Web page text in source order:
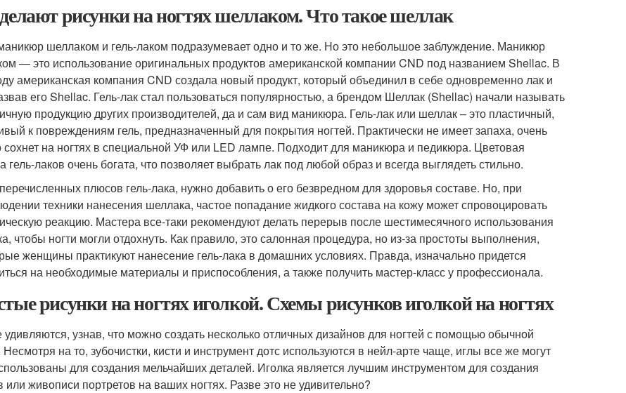
рисунки на ногтях шеллаком. Что такое шеллак
шеллаком и гель-лаком подразумевает одно и то же. Но это небольшое заблуждение. Маникюр
— это использование оригинальных продуктов американской компании CND под названием Shellac. В
американская компания CND создала новый продукт, который объединил в себе одновременно лак и
его Shellac. Гель-лак стал пользоваться популярностью, а брендом Шеллак (Shellac) начали называть
продукцию других производителей, да и сам вид маникюра. Гель-лак или шеллак – это пластичный,
к повреждениям гель, предназначенный для покрытия ногтей. Практически не имеет запаха, очень
сохнет на ногтях в специальной УФ или LED лампе. Подходит для маникюра и педикюра. Цветовая
гель-лаков очень богата, что позволяет выбрать лак под любой образ и всегда выглядеть стильно.
плюсов гель-лака, нужно добавить о его безвредном для здоровья составе. Но, при
техники нанесения шеллака, частое попадание жидкого состава на кожу может спровоцировать
реакцию. Мастера все-таки рекомендуют делать перерыв после шестимесячного использования
чтобы ногти могли отдохнуть. Как правило, это салонная процедура, но из-за простоты выполнения,
женщины практикуют нанесение гель-лака в домашних условиях. Правда, изначально придется
на необходимые материалы и приспособления, а также получить мастер-класс у профессионала.
рисунки на ногтях иголкой. Схемы рисунков иголкой на ногтях
удивляются, узнав, что можно создать несколько отличных дизайнов для ногтей с помощью обычной
Несмотря на то, зубочистки, кисти и инструмент дотс используются в нейл-арте чаще, иглы все же могут
для создания мельчайших деталей. Иголка является лучшим инструментом для создания
или живописи портретов на ваших ногтях. Разве это не удивительно?